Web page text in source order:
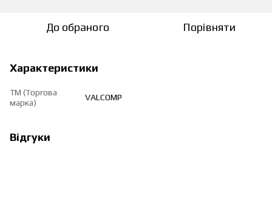
До обраного Порівняти
Характеристики
ТМ (Торгова
марка)
VALCOMP
Відгуки